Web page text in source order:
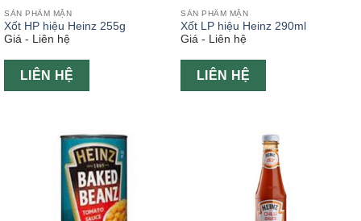
SẢN PHẨM MẶN
Xốt HP hiệu Heinz 255g
Giá - Liên hệ
LIÊN HỆ
SẢN PHẨM MẶN
Xốt LP hiệu Heinz 290ml
Giá - Liên hệ
LIÊN HỆ